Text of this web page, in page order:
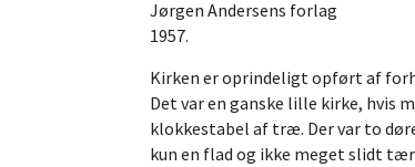
Jørgen Andersens forlag
1957.
Kirken er oprindeligt opført af
Det var en ganske lille kirke, hvis
klokkestabel af træ. Der var to
kun en flad og ikke meget slidt